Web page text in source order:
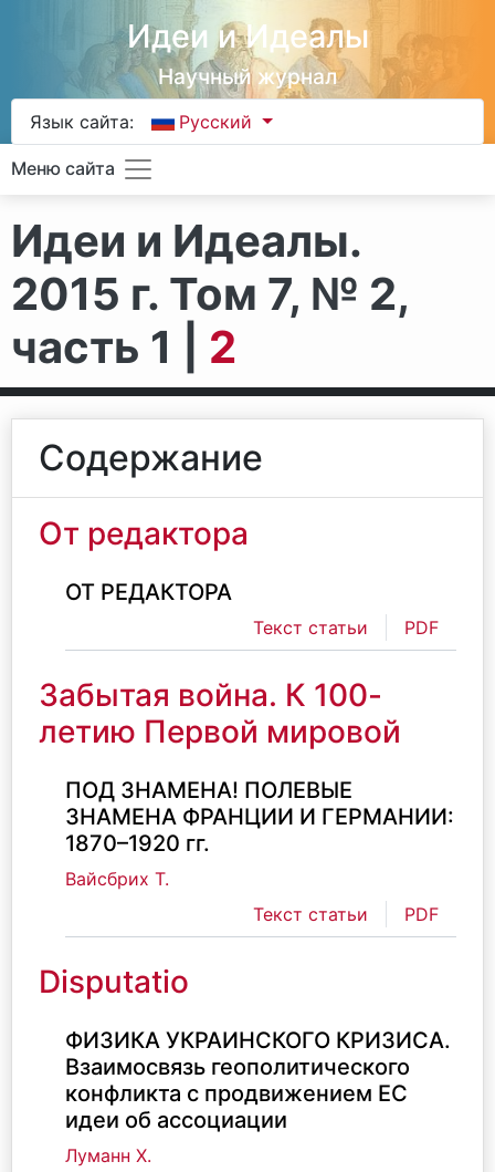
Идеи и Идеалы
Научный журнал
Язык сайта: Русский
Меню сайта
Идеи и Идеалы.
2015 г. Том 7, № 2,
часть 1 | 2
Содержание
От редактора
ОТ РЕДАКТОРА
Текст статьи PDF
Забытая война. К 100-
летию Первой мировой
ПОД ЗНАМЕНА! ПОЛЕВЫЕ
ЗНАМЕНА ФРАНЦИИ И ГЕРМАНИИ:
1870–1920 гг.
Вайсбрих Т.
Текст статьи
PDF
Disputatio
ФИЗИКА УКРАИНСКОГО КРИЗИСА.
Взаимосвязь геополитического
конфликта с продвижением ЕС
идеи об ассоциации
Луманн Х.